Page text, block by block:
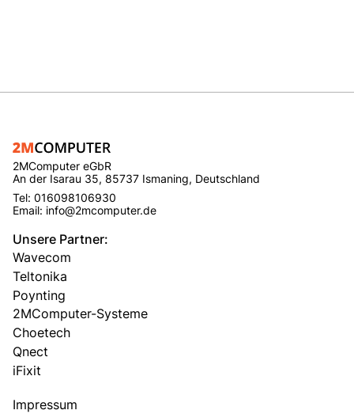
2MComputer eGbR
An der Isarau 35, 85737 Ismaning, Deutschland
Tel: 016098106930
Email: info@2mcomputer.de
Unsere Partner:
Wavecom
Teltonika
Poynting
2MComputer-Systeme
Choetech
Qnect
iFixit
Impressum